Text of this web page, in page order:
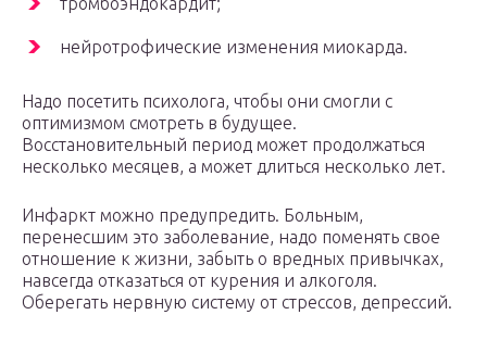
нейротрофические изменения миокарда.
Надо посетить психолога, чтобы они смогли с
оптимизмом смотреть в будущее.
Восстановительный период может продолжаться
несколько месяцев, а может длиться несколько лет.
Инфаркт можно предупредить. Больным,
перенесшим это заболевание, надо поменять свое
отношение к жизни, забыть о вредных привычках,
навсегда отказаться от курения и алкоголя.
Оберегать нервную систему от стрессов, депрессий.